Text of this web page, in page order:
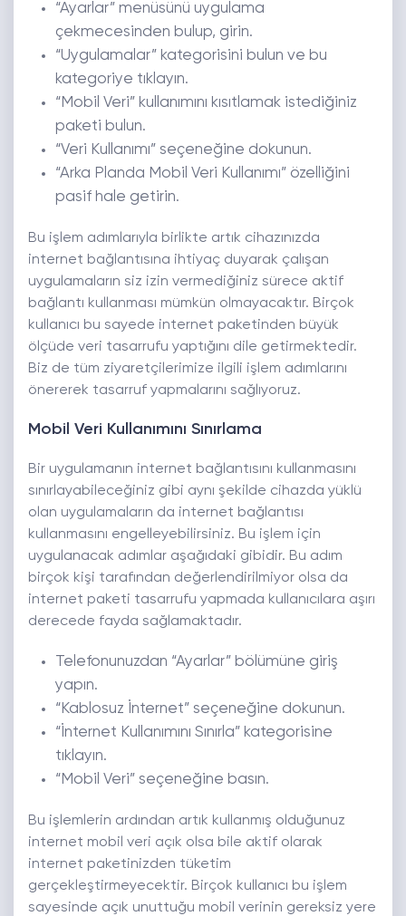
“Ayarlar” menüsünü uygulama
çekmecesinden bulup, girin.
“Uygulamalar” kategorisini bulun ve bu
kategoriye tıklayın.
“Mobil Veri” kullanımını kısıtlamak istediğiniz
paketi bulun.
“Veri Kullanımı” seçeneğine dokunun.
“Arka Planda Mobil Veri Kullanımı” özelliğini
pasif hale getirin.
Bu işlem adımlarıyla birlikte artık cihazınızda
internet bağlantısına ihtiyaç duyarak çalışan
uygulamaların siz izin vermediğiniz sürece aktif
bağlantı kullanması mümkün olmayacaktır. Birçok
kullanıcı bu sayede internet paketinden büyük
ölçüde veri tasarrufu yaptığını dile getirmektedir.
Biz de tüm ziyaretçilerimize ilgili işlem adımlarını
önererek tasarruf yapmalarını sağlıyoruz.
Mobil Veri Kullanımını Sınırlama
Bir uygulamanın internet bağlantısını kullanmasını
sınırlayabileceğiniz gibi aynı şekilde cihazda yüklü
olan uygulamaların da internet bağlantısı
kullanmasını engelleyebilirsiniz. Bu işlem için
uygulanacak adımlar aşağıdaki gibidir. Bu adım
birçok kişi tarafından değerlendirilmiyor olsa da
internet paketi tasarrufu yapmada kullanıcılara aşırı
derecede fayda sağlamaktadır.
Telefonunuzdan “Ayarlar” bölümüne giriş
yapın.
“Kablosuz İnternet” seçeneğine dokunun.
“İnternet Kullanımını Sınırla” kategorisine
tıklayın.
“Mobil Veri” seçeneğine basın.
Bu işlemlerin ardından artık kullanmış olduğunuz
internet mobil veri açık olsa bile aktif olarak
internet paketinizden tüketim
gerçekleştirmeyecektir. Birçok kullanıcı bu işlem
sayesinde açık unuttuğu mobil verinin gereksiz yere